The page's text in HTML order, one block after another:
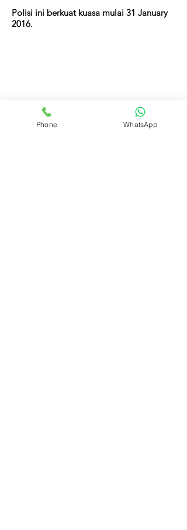
Polisi ini berkuat kuasa mulai 31 January
2016.
Hubungi kami sekarang untuk
sebut harga PERCUMA.Senang
Phone WhatsApp